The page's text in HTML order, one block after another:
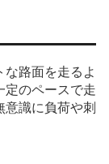
路面を走るよ
定のペースで走
意識に負荷や刺